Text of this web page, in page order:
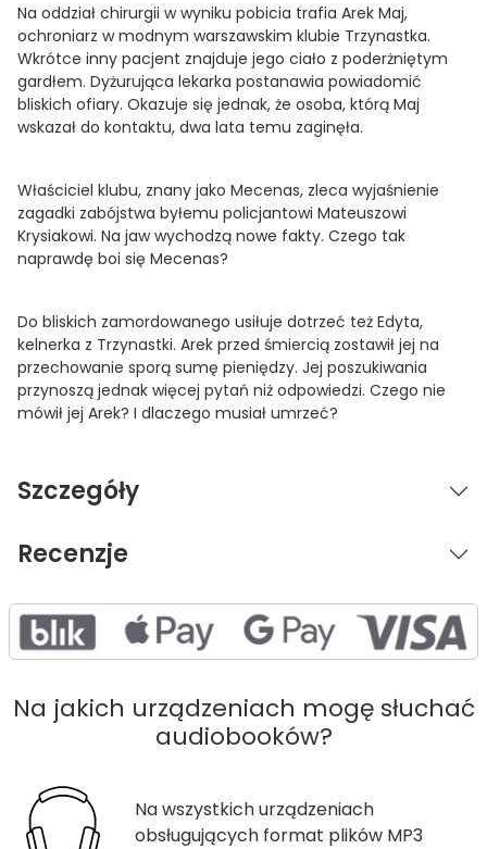
Na oddział chirurgii w wyniku pobicia trafia Arek Maj,
ochroniarz w modnym warszawskim klubie Trzynastka.
Wkrótce inny pacjent znajduje jego ciało z poderżniętym
gardłem. Dyżurująca lekarka postanawia powiadomić
bliskich ofiary. Okazuje się jednak, że osoba, którą Maj
wskazał do kontaktu, dwa lata temu zaginęła.
Właściciel klubu, znany jako Mecenas, zleca wyjaśnienie
zagadki zabójstwa byłemu policjantowi Mateuszowi
Krysiakowi. Na jaw wychodzą nowe fakty. Czego tak
naprawdę boi się Mecenas?
Do bliskich zamordowanego usiłuje dotrzeć też Edyta,
kelnerka z Trzynastki. Arek przed śmiercią zostawił jej na
przechowanie sporą sumę pieniędzy. Jej poszukiwania
przynoszą jednak więcej pytań niż odpowiedzi. Czego nie
mówił jej Arek? I dlaczego musiał umrzeć?
Szczegóły
Recenzje
Na jakich urządzeniach mogę słuchać
audiobooków?
Na wszystkich urządzeniach
obsługujących format plików MP3